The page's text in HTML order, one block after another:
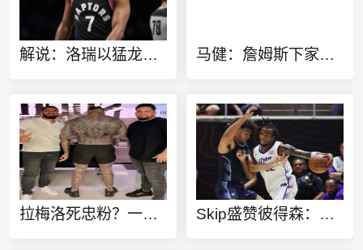
解说：洛瑞以猛龙球员身份进行退役也算是功成身退、落叶归根了 马健：詹姆斯下家不只考虑篮球层面 要能争冠&薪资合适&跟老板熟
拉梅洛死忠粉？一球迷100%还原拉梅洛·鲍尔的满背纹身 Skip盛赞彼得森：选秀前我就说了 他会是本届最强球员